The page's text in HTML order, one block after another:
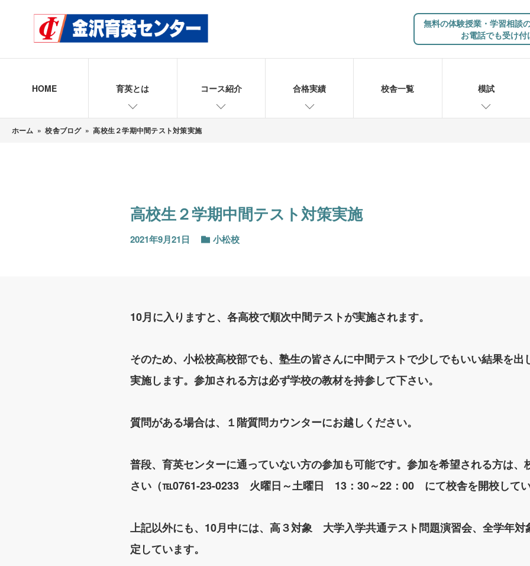
無料の体験授業・学習相談
お電話でも受け
HOME 育英とは コース紹介 合格実績 校舎一覧 模試
ホーム » 校舎ブログ » 高校生２学期中間テスト対策実施
高校生２学期中間テスト対策実施
2021年9月21日 小松校
10月に入りますと、各高校で順次中間テストが実施されます。
そのため、小松校高校部でも、塾生の皆さんに中間テストで少しでもいい結果を
実施します。参加される方は必ず学校の教材を持参して下さい。
質問がある場合は、１階質問カウンターにお越しください。
普段、育英センターに通っていない方の参加も可能です。参加を希望される方は
さい（℡0761-23-0233 火曜日～土曜日 13：30～22：00 にて校舎を開校して
上記以外にも、10月中には、高３対象 大学入学共通テスト問題演習会、全学年
定しています。